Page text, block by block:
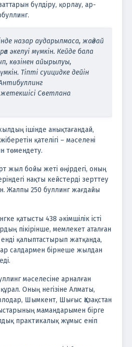
бүлдіру, қорлау, ар-
назар аударылмаса, жағдай
әкелуі мүмкін. Кейде бала
көзінен айырылуы,
Тіпті суицидке дейін
Светлана
ішінде анықтағандай,
қателігі – мәселені
төмендету.
жыл бойы жеті өңірдегі, оның
нақты кейстерді зерттеу
Жалпы 250 буллинг жағдайы
қатысты 438 әкімшілік істі
пікірінше, мемлекет аталған
енді қалыптастырып жатқанда,
салдармен бірнеше жылдан
мәселесіне арналған
Оның негізіне Алматы,
Шымкент, Шығыс Қазақстан
мамандарымен бірге
практикалық жұмыс еніп